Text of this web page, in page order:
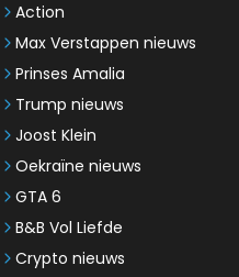
Action
Max Verstappen nieuws
Prinses Amalia
Trump nieuws
Joost Klein
Oekraïne nieuws
GTA 6
B&B Vol Liefde
Crypto nieuws